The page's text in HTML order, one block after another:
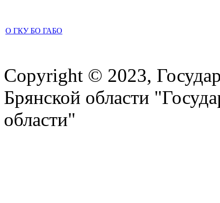
О ГКУ БО ГАБО
Copyright © 2023,
Брянской области
области"